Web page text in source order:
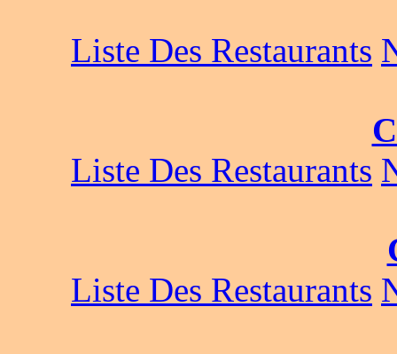
Liste Des Restaurants
Liste Des Restaurants
Liste Des Restaurants